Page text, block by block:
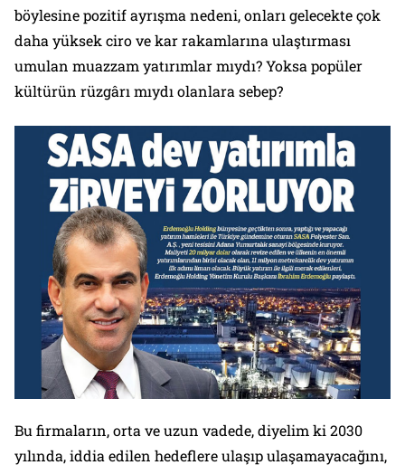
böylesine pozitif ayrışma nedeni, onları gelecekte çok
daha yüksek ciro ve kar rakamlarına ulaştırması
umulan muazzam yatırımlar mıydı? Yoksa popüler
kültürün rüzgârı mıydı olanlara sebep?
Bu firmaların, orta ve uzun vadede, diyelim ki 2030
yılında, iddia edilen hedeflere ulaşıp ulaşamayacağını,